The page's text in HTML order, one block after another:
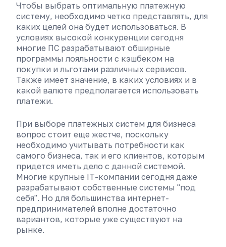
Чтобы выбрать оптимальную платежную
систему, необходимо четко представлять, для
каких целей она будет использоваться. В
условиях высокой конкуренции сегодня
многие ПС разрабатывают обширные
программы лояльности с кэшбеком на
покупки и льготами различных сервисов.
Также имеет значение, в каких условиях и в
какой валюте предполагается использовать
платежи.
При выборе платежных систем для бизнеса
вопрос стоит еще жестче, поскольку
необходимо учитывать потребности как
самого бизнеса, так и его клиентов, которым
придется иметь дело с данной системой.
Многие крупные IT-компании сегодня даже
разрабатывают собственные системы "под
себя". Но для большинства интернет-
предпринимателей вполне достаточно
вариантов, которые уже существуют на
рынке.